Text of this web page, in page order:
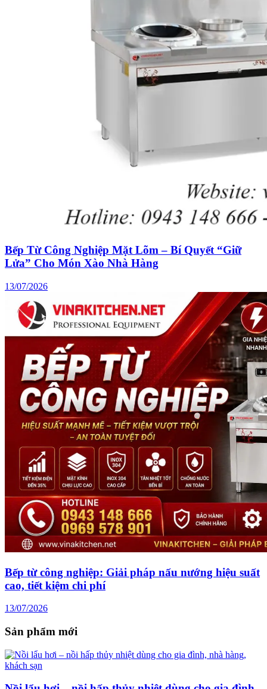
Bếp Từ Công Nghiệp Mặt Lõm – Bí Quyết “Giữ
Lửa” Cho Món Xào Nhà Hàng
13/07/2026
Bếp từ công nghiệp: Giải pháp nấu nướng hiệu suất
cao, tiết kiệm chi phí
13/07/2026
Sản phẩm mới